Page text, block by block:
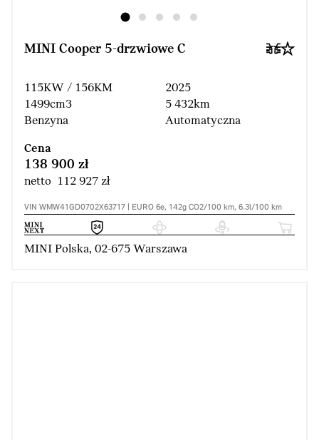
MINI Cooper 5-drzwiowe C
115KW / 156KM
1499cm3
Benzyna
2025
5 432km
Automatyczna
Cena
138 900 zł
netto 112 927 zł
VIN WMW41GD0702X63717 | EURO 6e, 142g CO2/100 km, 6.3l/100 km
MINI Polska, 02-675 Warszawa